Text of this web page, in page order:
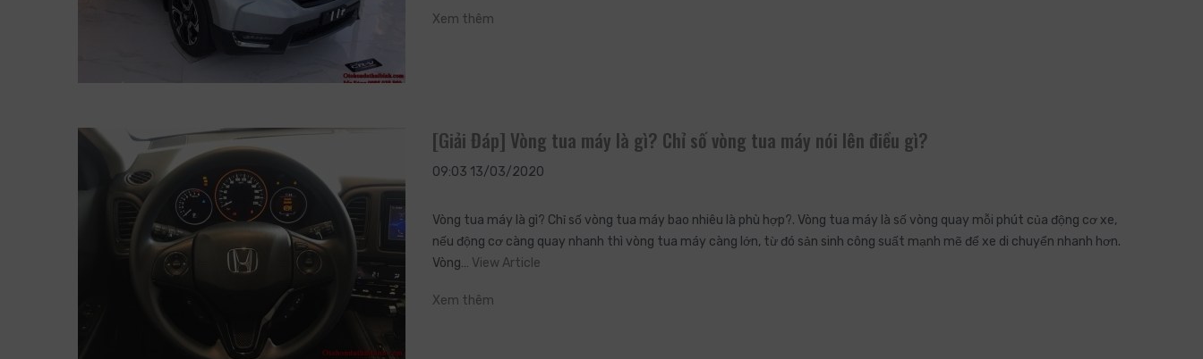
Xem thêm
[Giải Đáp] Vòng tua máy là gì? Chỉ số vòng tua máy nói lên điều gì?
09:03 13/03/2020
Vòng tua máy là gì? Chỉ số vòng tua máy bao nhiêu là phù hợp?. Vòng tua máy là số vòng quay mỗi phút của động cơ xe,
nếu động cơ càng quay nhanh thì vòng tua máy càng lớn, từ đó sản sinh công suất mạnh mẽ để xe di chuyển nhanh hơn.
Vòng… View Article
Xem thêm